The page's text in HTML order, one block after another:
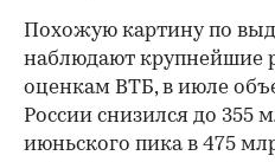
Похожую картину по
наблюдают крупнейшие
оценкам ВТБ, в июле
России снизился до 355
июньского пика в 475